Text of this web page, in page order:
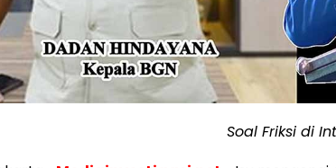
Soal Friksi di